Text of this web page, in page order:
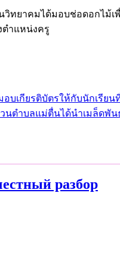
วิทยาคมได้มอบช่อดอกไ
ตำแหน่งครู
กียรติบัตรให้กับนักเรียน
นตำบลแม่ตื่นได้นำเมล็ด
разбор